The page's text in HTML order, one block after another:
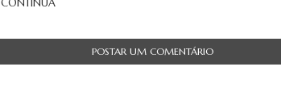
CONTÍNUA
POSTAR UM COMENTÁRIO